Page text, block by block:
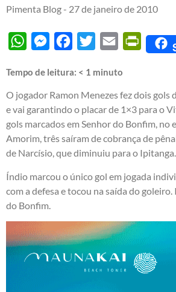
Pimenta Blog - 27 de janeiro de 2010
WhatsAppMessengerFacebook
Twitter Email
Tempo de leitura: < 1 minuto
O jogador Ramon Menezes fez dois gols
e vai garantindo o placar de 1×3 para o
gols marcados em Senhor do Bonfim, no
Amorim, três saíram de cobrança de
de Narcísio, que diminuiu para o Ipitanga.
Índio marcou o único gol em jogada
com a defesa e tocou na saída do
do Bonfim.